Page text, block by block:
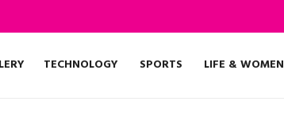
TECHNOLOGY SPORTS LIFE & WOMEN